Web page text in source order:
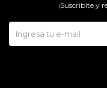
¡Suscribite y